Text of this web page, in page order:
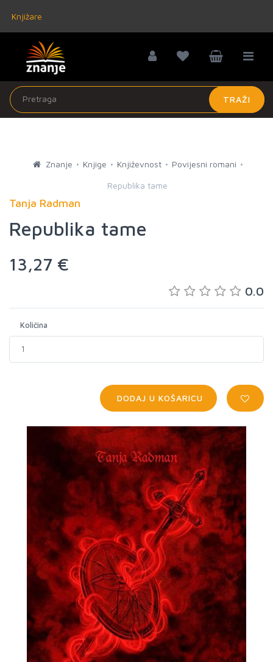
Knjižare
TRAŽI
Znanje Knjige Književnost Povijesni romani
Republika tame
Tanja Radman
Republika tame
13,27 €
0.0
Količina
DODAJ U KOŠARICU